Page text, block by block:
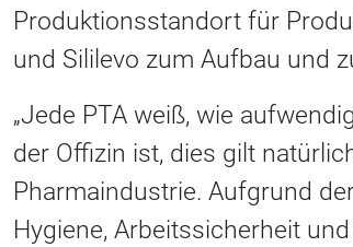
Produktionsstandort für
und Sililevo zum Aufbau und
„Jede PTA weiß, wie
der Offizin ist, dies gilt
Pharmaindustrie. Aufgrund
Hygiene, Arbeitssicherheit